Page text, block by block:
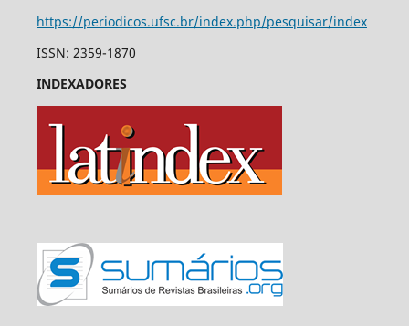
https://periodicos.ufsc.br/index.php/pesquisar/index
ISSN: 2359-1870
INDEXADORES